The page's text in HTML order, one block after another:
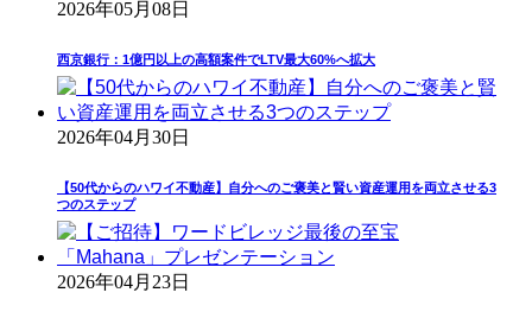
2026年05月08日
西京銀行：1億円以上の高額案件でLTV最大60%へ拡大
2026年04月30日
【50代からのハワイ不動産】自分へのご褒美と賢い資産運用を両立させる3
つのステップ
2026年04月23日